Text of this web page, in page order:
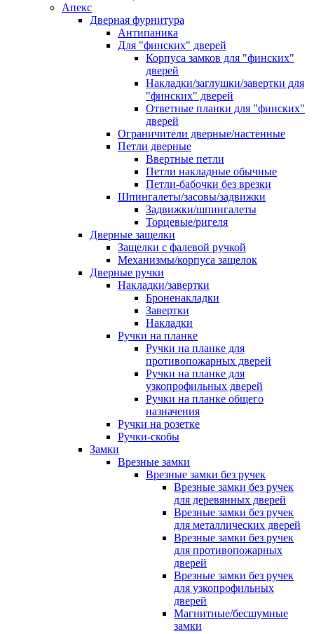
Апекс
Дверная фурнитура
Антипаника
Для "финских" дверей
Корпуса замков для "финских"
дверей
Накладки/заглушки/завертки для
"финских" дверей
Ответные планки для "финских"
дверей
Ограничители дверные/настенные
Петли дверные
Ввертные петли
Петли накладные обычные
Петли-бабочки без врезки
Шпингалеты/засовы/задвижки
Задвижки/шпингалеты
Торцевые/ригеля
Дверные защелки
Защелки с фалевой ручкой
Механизмы/корпуса защелок
Дверные ручки
Накладки/завертки
Броненакладки
Завертки
Накладки
Ручки на планке
Ручки на планке для
противопожарных дверей
Ручки на планке для
узкопрофильных дверей
Ручки на планке общего
назначения
Ручки на розетке
Ручки-скобы
Замки
Врезные замки
Врезные замки без ручек
Врезные замки без ручек
для деревянных дверей
Врезные замки без ручек
для металлических дверей
Врезные замки без ручек
для противопожарных
дверей
Врезные замки без ручек
для узкопрофильных
дверей
Магнитные/бесшумные
замки